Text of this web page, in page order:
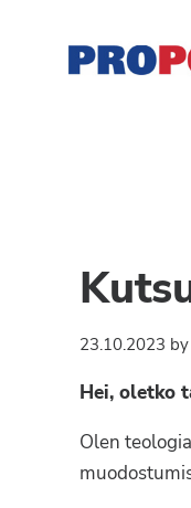
ensisijaiseen
valikkoon
pääsisältöön
ensisijaiseen
sivupalkkiin
alatunnisteeseen
Ry
on
vuonna
1997.
Yhdistys
on
Suomen
23.10.2023 by
Hei, oletko
Olen